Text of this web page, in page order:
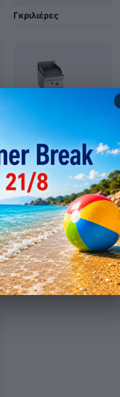
Γκριλιέρες
Εστίες-πλατό
Κουζίνες solid top